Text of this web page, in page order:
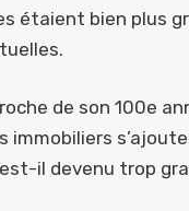
étaient bien plus
de son 100e
immobiliers
il devenu trop